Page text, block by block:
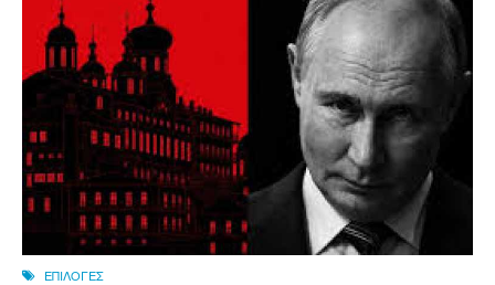
ΕΠΙΛΟΓΕΣ